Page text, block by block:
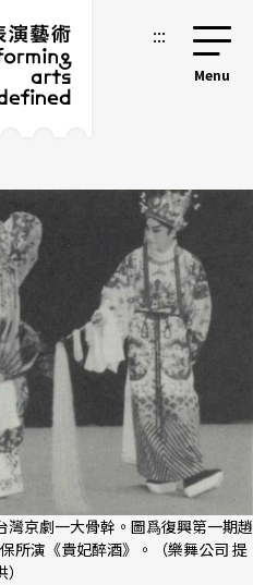
:::
京劇一大骨幹。圖爲復興第一期趙
所演《貴妃醉酒》。（樂舞公司 提